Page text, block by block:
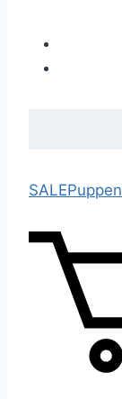
SALEPuppen